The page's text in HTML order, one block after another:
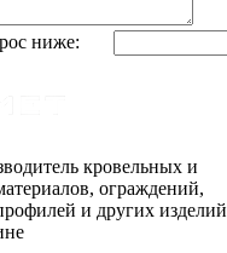
ниже:
кровельных и
ограждений,
и других изделий